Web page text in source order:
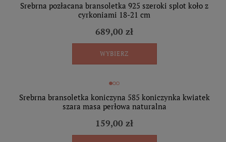
Srebrna pozłacana bransoletka 925 szeroki splot koło z
cyrkoniami 18-21 cm
689,00 zł
WYBIERZ
Srebrna bransoletka koniczyna 585 koniczynka kwiatek
szara masa perłowa naturalna
159,00 zł